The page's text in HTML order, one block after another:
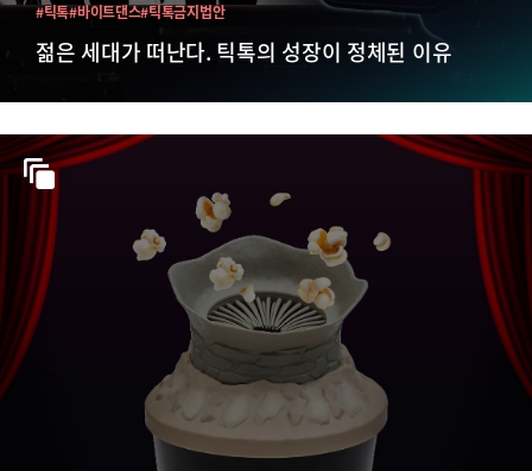
젊은 세대가 떠난다. 틱톡의 성장이 정체된 이유
#틱톡#바이트댄스#틱톡금지법안